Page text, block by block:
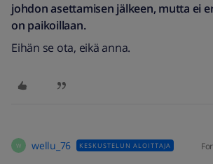
johdon asettamisen jälkeen, mutta ei
on paikoillaan.
Eihän se ota, eikä anna.
W wellu_76 KESKUSTELUN ALOITTAJA